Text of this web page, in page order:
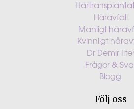
Håravfall
Manligt
Kvinnligt
Dr Demir Ilter
Frågor &
Blogg
Följ oss